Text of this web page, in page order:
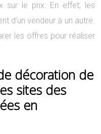
sur le prix. En effet, les
d’un vendeur à un autre.
les offres pour réaliser
décoration de
sites des
en